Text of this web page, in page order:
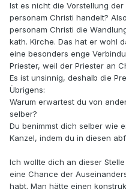
Ist es nicht die Vorstellung
personam Christi handelt?
personam Christi die
kath. Kirche. Das hat er wohl
eine besonders enge
Priester, weil der Priester an
Es ist unsinnig, deshalb die
Übrigens:
Warum erwartest du von
selber?
Du benimmst dich selber wie
Kanzel, indem du in diesen
Ich wollte dich an dieser
eine Chance der
habt. Man hätte einen